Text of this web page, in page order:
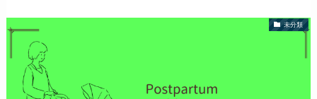
未分類